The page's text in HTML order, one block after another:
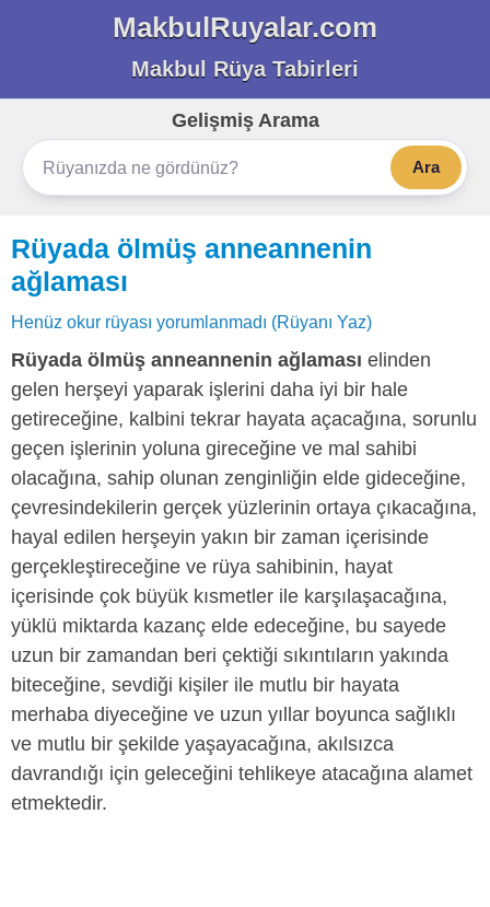
MakbulRuyalar.com
Makbul Rüya Tabirleri
Gelişmiş Arama
Ara
Rüyada ölmüş anneannenin
ağlaması
Henüz okur rüyası yorumlanmadı (Rüyanı Yaz)
Rüyada ölmüş anneannenin ağlaması elinden
gelen herşeyi yaparak işlerini daha iyi bir hale
getireceğine, kalbini tekrar hayata açacağına, sorunlu
geçen işlerinin yoluna gireceğine ve mal sahibi
olacağına, sahip olunan zenginliğin elde gideceğine,
çevresindekilerin gerçek yüzlerinin ortaya çıkacağına,
hayal edilen herşeyin yakın bir zaman içerisinde
gerçekleştireceğine ve rüya sahibinin, hayat
içerisinde çok büyük kısmetler ile karşılaşacağına,
yüklü miktarda kazanç elde edeceğine, bu sayede
uzun bir zamandan beri çektiği sıkıntıların yakında
biteceğine, sevdiği kişiler ile mutlu bir hayata
merhaba diyeceğine ve uzun yıllar boyunca sağlıklı
ve mutlu bir şekilde yaşayacağına, akılsızca
davrandığı için geleceğini tehlikeye atacağına alamet
etmektedir.